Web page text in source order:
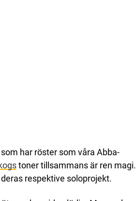
har röster som våra Abba-
toner tillsammans är ren magi.
respektive soloprojekt.